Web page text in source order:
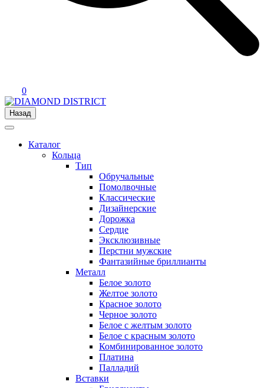
0
Назад
Каталог
Кольца
Тип
Обручальные
Помолвочные
Классические
Дизайнерские
Дорожка
Сердце
Эксклюзивные
Перстни мужские
Фантазийные бриллианты
Металл
Белое золото
Желтое золото
Красное золото
Черное золото
Белое с желтым золото
Белое с красным золото
Комбинированное золото
Платина
Палладий
Вставки